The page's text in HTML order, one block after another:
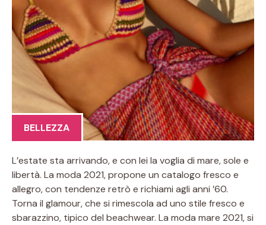
BELLEZZA
L’estate sta arrivando, e con lei la voglia di mare, sole e
libertà. La moda 2021, propone un catalogo fresco e
allegro, con tendenze retrò e richiami agli anni ’60.
Torna il glamour, che si rimescola ad uno stile fresco e
sbarazzino, tipico del beachwear. La moda mare 2021, si